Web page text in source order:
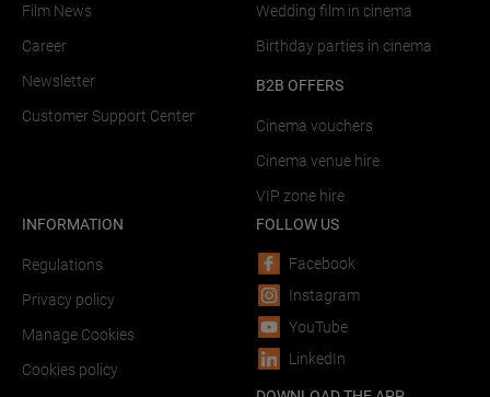
Film News
Career
Newsletter
Customer Support Center
Wedding film in cinema
Birthday parties in cinema
B2B OFFERS
Cinema vouchers
Cinema venue hire
VIP zone hire
INFORMATION
Regulations
Privacy policy
Manage Cookies
Cookies policy
FOLLOW US
Facebook
Instagram
YouTube
LinkedIn